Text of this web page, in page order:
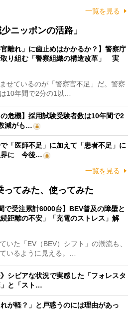
一覧を見る
ニッポンの活路」
官離れ」に歯止めはかかるか？】警察庁
り組む「警察組織の構造改革」 実
せているのが「警察官不足」だ。警察
10年間で2分の1以…
の危機】採用試験受験者数は10年間で2
減がも…
で「医師不足」に加えて「患者不足」に
界に 今後…
一覧を見る
ってみた、使ってみた
で受注累計6000台】BEV普及の障壁と
距離の不安」「充電のストレス」解
た「EV（BEV）シフト」の潮流も、
いるように見える。…
シビアな状況で実感した「フォレスタ
と「スト…
が軽？」と戸惑うのには理由があっ